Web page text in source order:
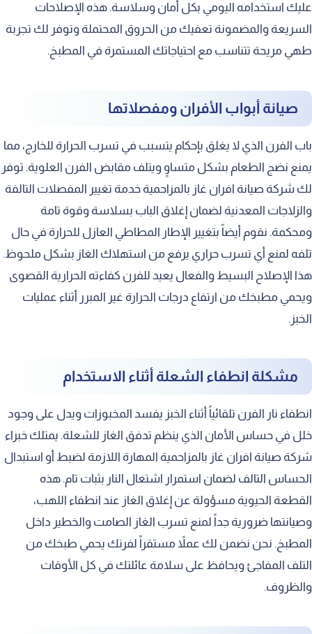
عليك استخدامه اليومي بكل أمان وسلاسة. هذه الإصلاحات
السريعة والمضمونة تعفيك من الحروق المحتملة وتوفر لك تجربة
طهي مريحة تتناسب مع احتياجاتك المستمرة في المطبخ.
صيانة أبواب الأفران ومفصلاتها
باب الفرن الذي لا يغلق بإحكام يتسبب في تسرب الحرارة للخارج، مما
يمنع نضج الطعام بشكل متساوٍ ويتلف مقابض الفرن العلوية. توفر
لك شركة صيانة افران غاز بالمزاحمية خدمة تغيير المفصلات التالفة
والزلاجات المعدنية لضمان إغلاق الباب بسلاسة وقوة تامة
ومحكمة. نقوم أيضاً بتغيير الإطار المطاطي العازل للحرارة في حال
تلفه لمنع أي تسرب حراري يرفع من استهلاك الغاز بشكل ملحوظ.
هذا الإصلاح البسيط والفعال يعيد للفرن كفاءته الحرارية القصوى
ويحمي مطبخك من ارتفاع درجات الحرارة غير المبرر أثناء عمليات
الخبز.
مشكلة انطفاء الشعلة أثناء الاستخدام
انطفاء نار الفرن تلقائياً أثناء الخبز يفسد المخبوزات ويدل على وجود
خلل في حساس الأمان الذي ينظم تدفق الغاز للشعلة. يمتلك خبراء
شركة صيانة افران غاز بالمزاحمية المهارة اللازمة لضبط أو استبدال
الحساس التالف لضمان استمرار اشتعال النار بثبات تام. هذه
القطعة الحيوية مسؤولة عن إغلاق الغاز عند انطفاء اللهب،
وصيانتها ضرورية جداً لمنع تسرب الغاز الصامت والخطير داخل
المطبخ. نحن نضمن لك عملاً مستقراً لفرنك يحمي طبخك من
التلف المفاجئ ويحافظ على سلامة عائلتك في كل الأوقات
والظروف.